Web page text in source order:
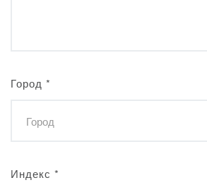
Город *
Индекс *